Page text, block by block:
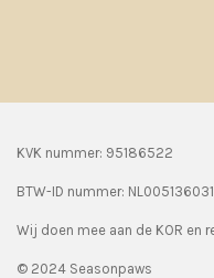
KVK nummer: 95186522
BTW-ID nummer:
Wij doen mee aan de KOR en
© 2024 Seasonpaws